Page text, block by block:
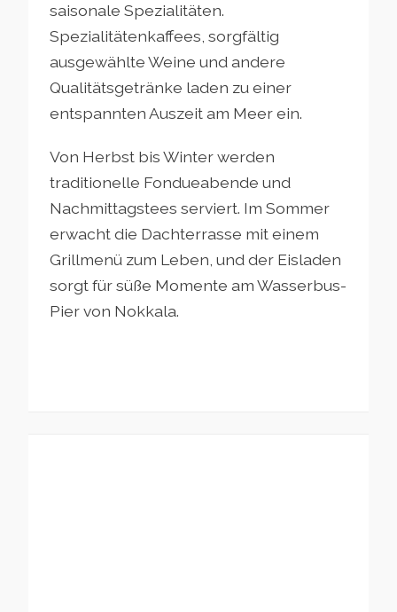
saisonale Spezialitäten.
Spezialitätenkaffees, sorgfältig
ausgewählte Weine und andere
Qualitätsgetränke laden zu einer
entspannten Auszeit am Meer ein.
Von Herbst bis Winter werden
traditionelle Fondueabende und
Nachmittagstees serviert. Im Sommer
erwacht die Dachterrasse mit einem
Grillmenü zum Leben, und der Eisladen
sorgt für süße Momente am Wasserbus-
Pier von Nokkala.